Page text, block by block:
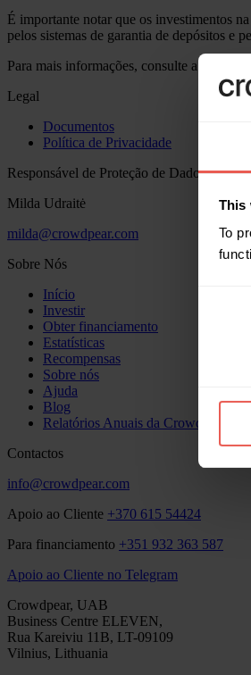
This
To
É importante notar que os investimentos
pelos sistemas de garantia de depósitos e
Para mais informações, consulte a
Legal
Documentos
Política de Privacidade
Responsável de Proteção de Dados
Milda Udraitė
milda@crowdpear.com
Sobre Nós
Início
Investir
Obter financiamento
Estatísticas
Recompensas
Sobre nós
Ajuda
Blog
Relatórios Anuais da Crowdpear
Contactos
info@crowdpear.com
Apoio ao Cliente +370 615 54424
Para financiamento +351 932 363 587
Apoio ao Cliente no Telegram
Crowdpear, UAB
Business Centre ELEVEN,
Rua Kareiviu 11B, LT-09109
Vilnius, Lithuania